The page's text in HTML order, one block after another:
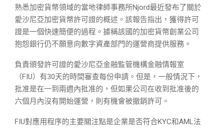
熟悉加密貨幣領域的當地律師事務所Njord最近發布了關於
愛沙尼亞加密貨幣許可證的概述。該報告指出，獲得許可
證是一個快速簡便的過程。據稱該國的加密貨幣創業公司
抱怨銀行仍不願意向數字資產部門的運營商提供服務。
負責頒發許可證的愛沙尼亞金融監管機構金融情報室
（FIU）有30天的時間審查每份申請。但是，一般情況下，
批准是在一到兩週內批准的，但如果公司在收到批准後的
六個月內沒有開始運營，則有機會被撤銷許可。
FIU對應用程序的主要關注點是企業是否符合KYC和AML法